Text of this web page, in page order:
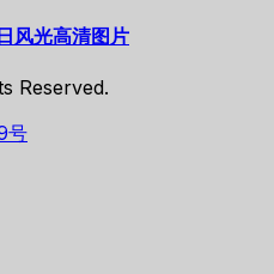
风光高清图片
Reserved.
号